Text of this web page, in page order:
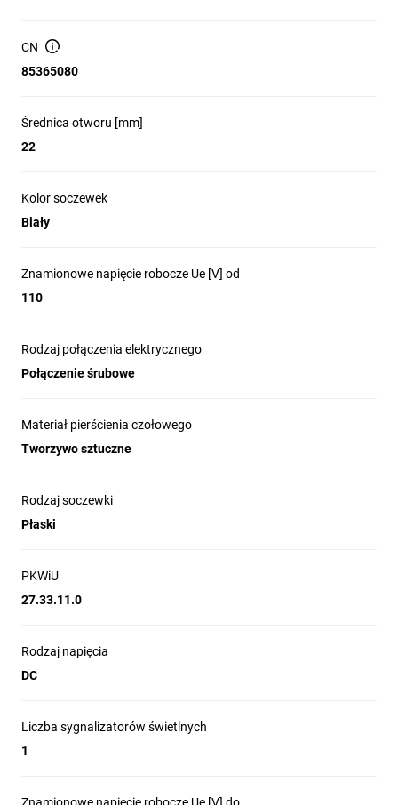
Boczne podłączenie przewodów
0.8Nm
Temperatura pracy: -25...+70°C
• wg IEC/EN: IP66, IP67 i IP69K od przodu; IP20 z tyłu
CN
85365080
Średnica otworu [mm]
22
Kolor soczewek
Biały
Znamionowe napięcie robocze Ue [V] od
110
Rodzaj połączenia elektrycznego
Połączenie śrubowe
Materiał pierścienia czołowego
Tworzywo sztuczne
Rodzaj soczewki
Płaski
PKWiU
27.33.11.0
Rodzaj napięcia
DC
Liczba sygnalizatorów świetlnych
1